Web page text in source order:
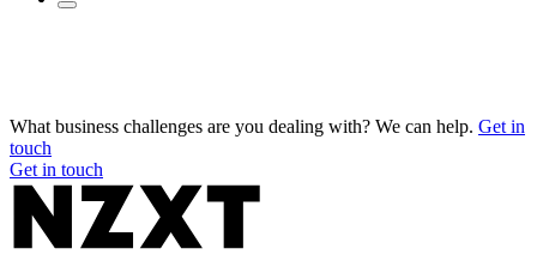
What business challenges are you dealing with? We can help. Get in
touch
Get in touch